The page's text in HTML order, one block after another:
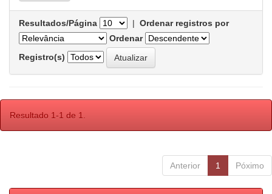
Resultados/Página | Ordenar registros por
Ordenar
Registro(s)
Resultado 1-1 de 1.
Anterior 1 Póximo